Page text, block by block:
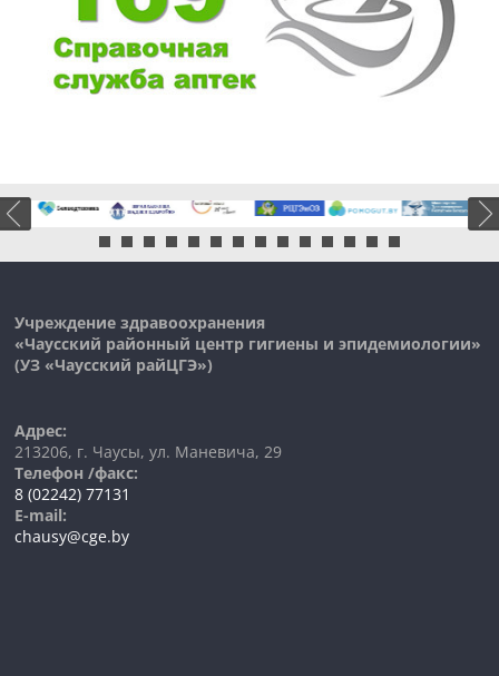
Учреждение здравоохранения
«Чаусский районный центр гигиены и эпидемиологии»
(УЗ «Чаусский райЦГЭ»)
Адрес:
213206, г. Чаусы, ул. Маневича, 29
Телефон /факс:
8 (02242) 77131
E-mail:
chausy@cge.by